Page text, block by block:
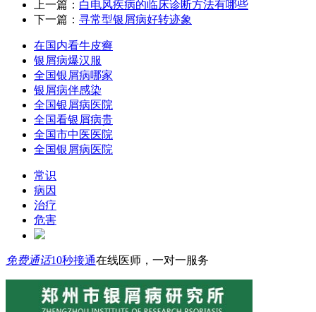
上一篇： 白电风疾病的临床诊断方法有哪些
下一篇： 寻常型银屑病好转迹象
在国内看牛皮癣
银屑病爆汉服
全国银屑病哪家
银屑病伴感染
全国银屑病医院
全国看银屑病贵
全国市中医医院
全国银屑病医院
常识
病因
治疗
危害
免费通话10秒接通在线医师，一对一服务